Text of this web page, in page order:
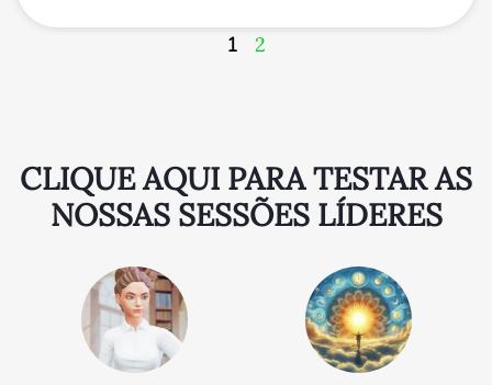
1 2
CLIQUE AQUI PARA TESTAR AS
NOSSAS SESSÕES LÍDERES